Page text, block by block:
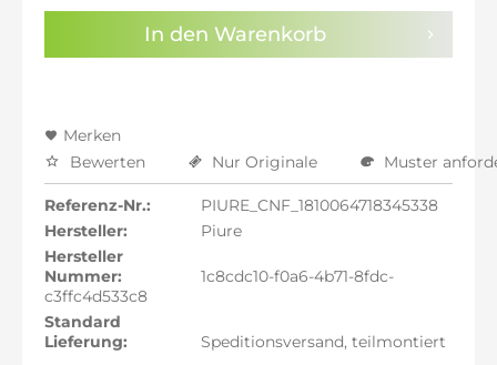
Sie haben dieDatenschutzbestimmungenzur
Kenntnis genommen.
In den Warenkorb
Merken
Bewerten
Nur Originale Muster
Referenz-Nr.:
PIURE_CNF_1810064718345338
Hersteller:
Piure
Hersteller
Nummer:
1c8cdc10-f0a6-4b71-8fdc-
c3ffc4d533c8
Standard
Lieferung:
Speditionsversand, teilmontiert